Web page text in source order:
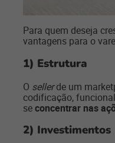
Para quem deseja
vantagens para o
1) Estrutura
O sellerde um
codificação,
seconcentrar nas
2) Investimentos